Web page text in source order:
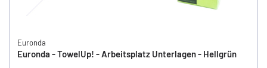
Euronda
Euronda - TowelUp! - Arbeitsplatz Unterlagen - Hellgrün